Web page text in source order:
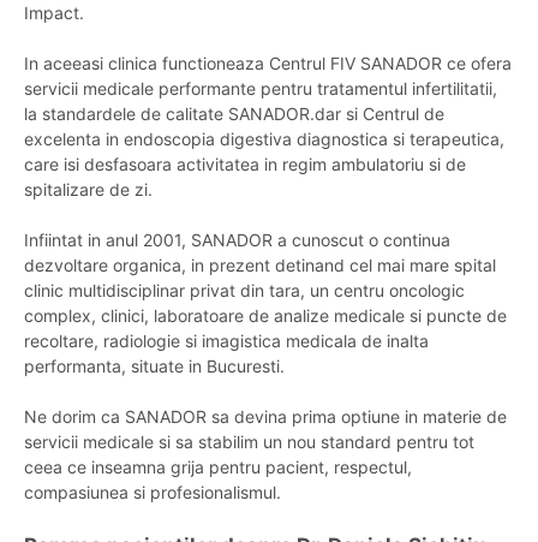
Impact.
In aceeasi clinica functioneaza Centrul FIV SANADOR ce ofera
servicii medicale performante pentru tratamentul infertilitatii,
la standardele de calitate SANADOR.dar si Centrul de
excelenta in endoscopia digestiva diagnostica si terapeutica,
care isi desfasoara activitatea in regim ambulatoriu si de
spitalizare de zi.
Infiintat in anul 2001, SANADOR a cunoscut o continua
dezvoltare organica, in prezent detinand cel mai mare spital
clinic multidisciplinar privat din tara, un centru oncologic
complex, clinici, laboratoare de analize medicale si puncte de
recoltare, radiologie si imagistica medicala de inalta
performanta, situate in Bucuresti.
Ne dorim ca SANADOR sa devina prima optiune in materie de
servicii medicale si sa stabilim un nou standard pentru tot
ceea ce inseamna grija pentru pacient, respectul,
compasiunea si profesionalismul.